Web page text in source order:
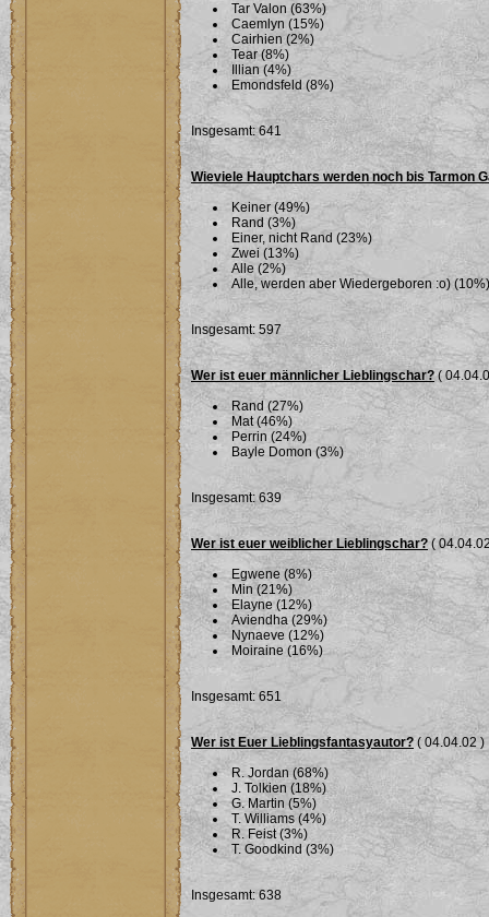
Tar Valon (63%)
Caemlyn (15%)
Cairhien (2%)
Tear (8%)
Illian (4%)
Emondsfeld (8%)
Insgesamt: 641
Wieviele Hauptchars werden noch bis Tarmon
Keiner (49%)
Rand (3%)
Einer, nicht Rand (23%)
Zwei (13%)
Alle (2%)
Alle, werden aber Wiedergeboren :o) (10%)
Insgesamt: 597
Wer ist euer männlicher Lieblingschar?(
Rand (27%)
Mat (46%)
Perrin (24%)
Bayle Domon (3%)
Insgesamt: 639
Wer ist euer weiblicher Lieblingschar?(
Egwene (8%)
Min (21%)
Elayne (12%)
Aviendha (29%)
Nynaeve (12%)
Moiraine (16%)
Insgesamt: 651
Wer ist Euer Lieblingsfantasyautor? ( 04.04.02 )
R. Jordan (68%)
J. Tolkien (18%)
G. Martin (5%)
T. Williams (4%)
R. Feist (3%)
T. Goodkind (3%)
Insgesamt: 638